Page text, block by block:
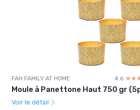
FAH FAMILY AT HOME 4.6
Moule à Panettone Haut 750 gr
Voir le détail